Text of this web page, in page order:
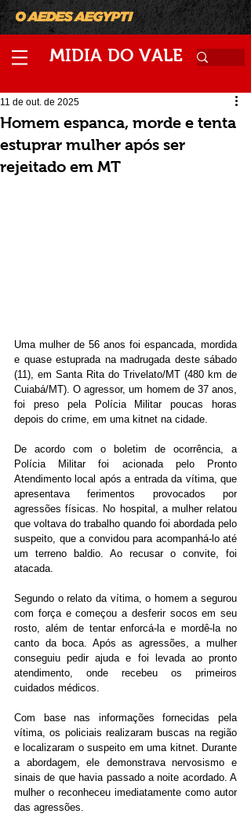
MIDIA DO VALE
Homem espanca, morde e tenta
estuprar mulher após ser
rejeitado em MT
11 de out. de 2025
Uma mulher de 56 anos foi espancada, mordida
e quase estuprada na madrugada deste sábado
(11), em Santa Rita do Trivelato/MT (480 km de
Cuiabá/MT). O agressor, um homem de 37 anos,
foi preso pela Polícia Militar poucas horas
depois do crime, em uma kitnet na cidade.
De acordo com o boletim de ocorrência, a
Polícia Militar foi acionada pelo Pronto
Atendimento local após a entrada da vítima, que
apresentava ferimentos provocados por
agressões físicas. No hospital, a mulher relatou
que voltava do trabalho quando foi abordada pelo
suspeito, que a convidou para acompanhá-lo até
um terreno baldio. Ao recusar o convite, foi
atacada.
Segundo o relato da vítima, o homem a segurou
com força e começou a desferir socos em seu
rosto, além de tentar enforcá-la e mordê-la no
canto da boca. Após as agressões, a mulher
conseguiu pedir ajuda e foi levada ao pronto
atendimento, onde recebeu os primeiros
cuidados médicos.
Com base nas informações fornecidas pela
vítima, os policiais realizaram buscas na região
e localizaram o suspeito em uma kitnet. Durante
a abordagem, ele demonstrava nervosismo e
sinais de que havia passado a noite acordado. A
mulher o reconheceu imediatamente como autor
das agressões.